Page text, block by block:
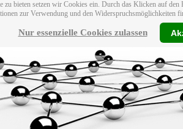
zu bieten setzen wir Cookies ein. Durch das Klicken auf
zur Verwendung und den Widerspruchsmöglichkeiten
Nur essenzielle Cookies zulassen